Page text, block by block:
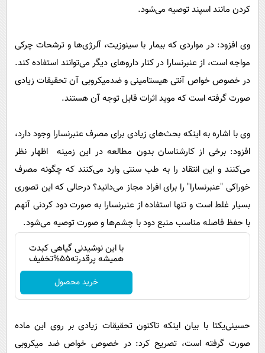
سیاست خارجیکردن مانند اسپند توصیه می‌شود.
وی افزود: در مواردی که بیمار با سینوزیت، آلرژی‌ها و ترشحات چرکی
مواجه است، از عنبرنسارا در کنار داروهای دیگر می‌توانند استفاده کند.
در خصوص خواص آنتی‌ هیستامینی و ضدمیکروبی آن تحقیقات زیادی
صورت گرفته است که موید اثرات قابل توجه آن هستند.
وی با اشاره به اینکه بحث‌های زیادی برای مصرف عنبرنسارا وجود دارد،
افزود: برخی از کارشناسان بدون مطالعه در این زمینه اظهار نظر
می‌کنند و این انتقاد را به طب سنتی وارد می‌کنند که چگونه مصرف
خوراکی "عنبرنسارا" را برای افراد مجاز می‌دانید؟ درحالی که این تصوری
بسیار غلط است و تنها استفاده از عنبرنسارا به صورت دود کردنی آنهم
با حفظ فاصله مناسب منبع دود با چشم‌ها و صورت توصیه می‌شود.
با این نوشیدنی گیاهی کبدت
همیشه پرقدرته55%تخفیف
خرید محصول
حسینی‌یکتا با بیان اینکه تاکنون تحقیقات زیادی بر روی این ماده
صورت گرفته است، تصریح کرد: در خصوص خواص ضد میکروبی